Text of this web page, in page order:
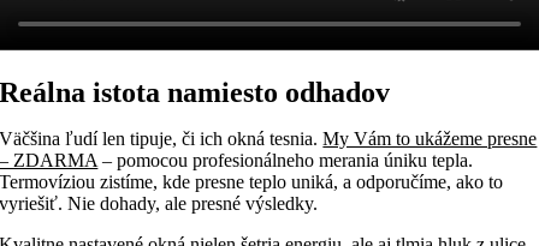
Reálnaistotanamiesto odhadov
Väčšina ľudí len tipuje, či ich okná tesnia.My Vám to ukážeme presne
– ZDARMA – pomocou profesionálneho merania úniku tepla.
Termovíziou zistíme, kde presne teplo uniká, a odporučíme, ako to
vyriešiť. Nie dohady, ale presné výsledky.